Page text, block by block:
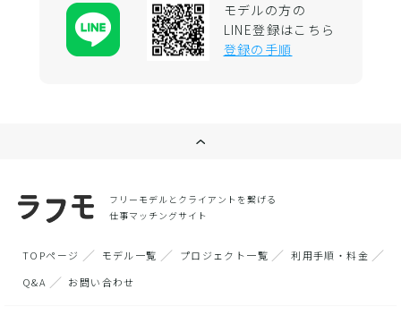
モデルの方の
LINE登録はこちら
登録の手順
フリーモデルとクライアントを繋げる
仕事マッチングサイト
TOPページ モデル一覧 プロジェクト一覧
利用手順・料金
Q&A
お問い合わせ